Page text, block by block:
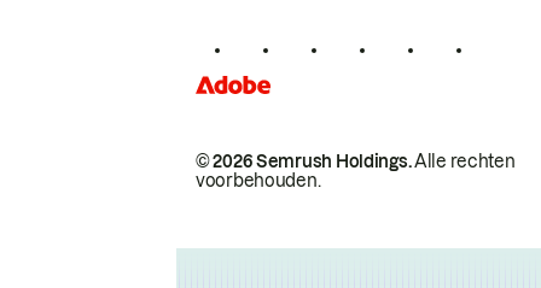
© 2026 Semrush Holdings.Alle rechten
voorbehouden.